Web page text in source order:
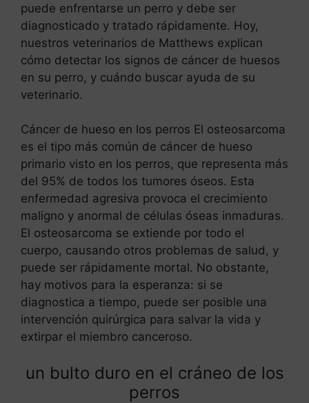
puede enfrentarse un perro y debe ser
diagnosticado y tratado rápidamente. Hoy,
nuestros veterinarios de Matthews explican
cómo detectar los signos de cáncer de huesos
en su perro, y cuándo buscar ayuda de su
veterinario.
Cáncer de hueso en los perros El osteosarcoma
es el tipo más común de cáncer de hueso
primario visto en los perros, que representa más
del 95% de todos los tumores óseos. Esta
enfermedad agresiva provoca el crecimiento
maligno y anormal de células óseas inmaduras.
El osteosarcoma se extiende por todo el
cuerpo, causando otros problemas de salud, y
puede ser rápidamente mortal. No obstante,
hay motivos para la esperanza: si se
diagnostica a tiempo, puede ser posible una
intervención quirúrgica para salvar la vida y
extirpar el miembro canceroso.
un bulto duro en el cráneo de los
perros